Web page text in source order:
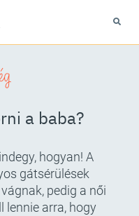
a baba?
hogyan! A
gátsérülések
pedig a női
lennie arra, hogy